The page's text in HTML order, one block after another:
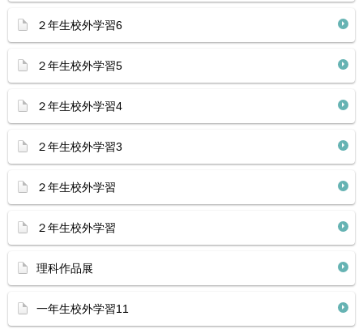
２年生校外学習6
２年生校外学習5
２年生校外学習4
２年生校外学習3
２年生校外学習
２年生校外学習
理科作品展
一年生校外学習11